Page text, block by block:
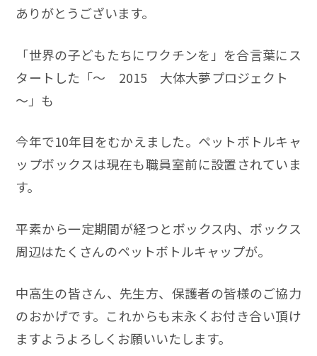
ありがとうございます。
「世界の子どもたちにワクチンを」を合言葉にス
タートした「～ 2015 大体大夢プロジェクト
～」も
今年で10年目をむかえました。ペットボトルキャ
ップボックスは現在も職員室前に設置されていま
す。
平素から一定期間が経つとボックス内、ボックス
周辺はたくさんのペットボトルキャップが。
中高生の皆さん、先生方、保護者の皆様のご協力
のおかげです。これからも末永くお付き合い頂け
ますようよろしくお願いいたします。